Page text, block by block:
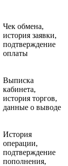
Чек обмена,
история заявки,
подтверждение
оплаты
Выписка
кабинета,
история торгов,
данные о выводе
История
операции,
подтверждение
пополнения,